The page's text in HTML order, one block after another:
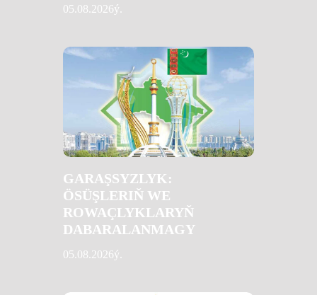
05.08.2026ý.
GARAŞSYZLYK:
ÖSÜŞLERIŇ WE
ROWAÇLYKLARYŇ
DABARALANMAGY
05.08.2026ý.